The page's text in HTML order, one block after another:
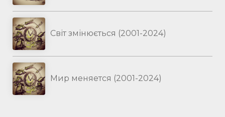
Світ змінюється (2001-2024)
Мир меняется (2001-2024)